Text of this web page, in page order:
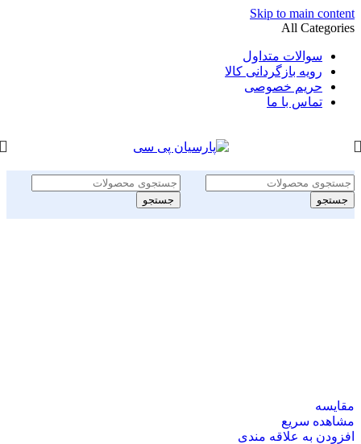
Skip to main content
All Categories
سوالات متداول
رویه بازگردانی کالا
حریم خصوصی
تماس با ما
جستجو جستجو
مقایسه
مشاهده سریع
افزودن به علاقه مندی